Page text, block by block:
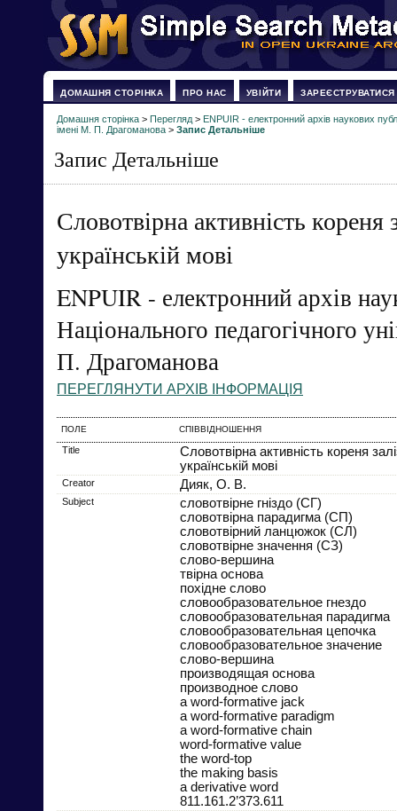
ДОМАШНЯ СТОРІНКА ПРО НАС УВІЙТИ ЗАРЕЄСТРУВАТИСЯ
Домашня сторінка > Перегляд > ENPUIR - електронний архів наукових
імені М. П. Драгоманова > Запис Детальніше
Запис Детальніше
Словотвірна активність кореня
українській мові
ENPUIR - електронний архів
Національного педагогічного
П. Драгоманова
ПЕРЕГЛЯНУТИ АРХІВ ІНФОРМАЦІЯ
ПОЛЕ СПІВВІДНОШЕННЯ
Title
Словотвірна активність кореня
українській мові
Creator Дияк, О. В.
Subject
словотвірне гніздо (СГ)
словотвірна парадигма (СП)
словотвірний ланцюжок (СЛ)
словотвірне значення (СЗ)
слово-вершина
твірна основа
похідне слово
словообразовательное гнездо
словообразовательная парадигма
словообразовательная цепочка
словообразовательное значение
слово-вершина
производящая основа
производное слово
a word-formative jack
a word-formative paradigm
a word-formative chain
word-formative value
the word-top
the making basis
a derivative word
811.161.2’373.611